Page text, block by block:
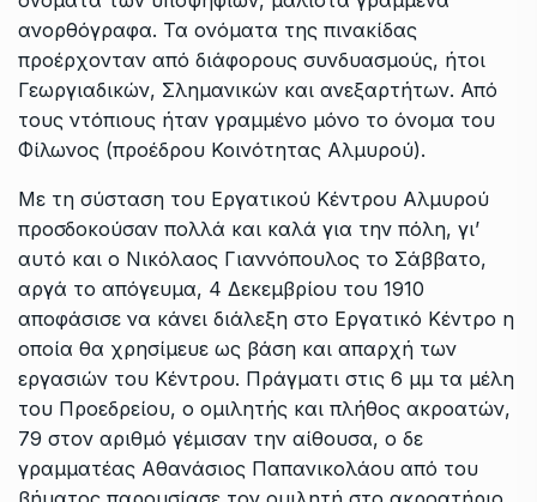
ανορθόγραφα. Τα ονόματα της πινακίδας
προέρχονταν από διάφορους συνδυασμούς, ήτοι
Γεωργιαδικών, Σλημανικών και ανεξαρτήτων. Από
τους ντόπιους ήταν γραμμένο μόνο το όνομα του
Φίλωνος (προέδρου Κοινότητας Αλμυρού).
Με τη σύσταση του Εργατικού Κέντρου Αλμυρού
προσδοκούσαν πολλά και καλά για την πόλη, γι’
αυτό και ο Νικόλαος Γιαννόπουλος το Σάββατο,
αργά το απόγευμα, 4 Δεκεμβρίου του 1910
αποφάσισε να κάνει διάλεξη στο Εργατικό Κέντρο η
οποία θα χρησίμευε ως βάση και απαρχή των
εργασιών του Κέντρου. Πράγματι στις 6 μμ τα μέλη
του Προεδρείου, ο ομιλητής και πλήθος ακροατών,
79 στον αριθμό γέμισαν την αίθουσα, ο δε
γραμματέας Αθανάσιος Παπανικολάου από του